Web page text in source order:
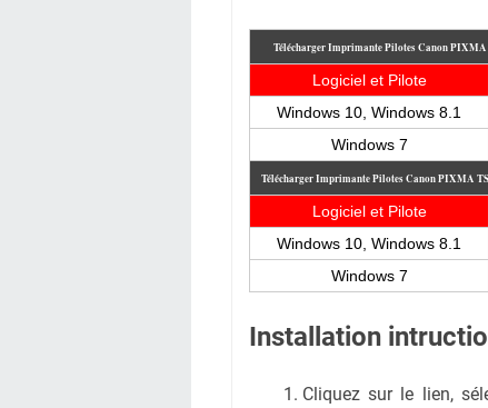
Télécharger Imprimante Pilotes Canon PIXMA
Logiciel et Pilote
Windows 10, Windows 8.1
Windows 7
Télécharger Imprimante Pilotes Canon PIXMA
Logiciel et Pilote
Windows 10, Windows 8.1
Windows 7
Installation
Cliquez sur le lien,